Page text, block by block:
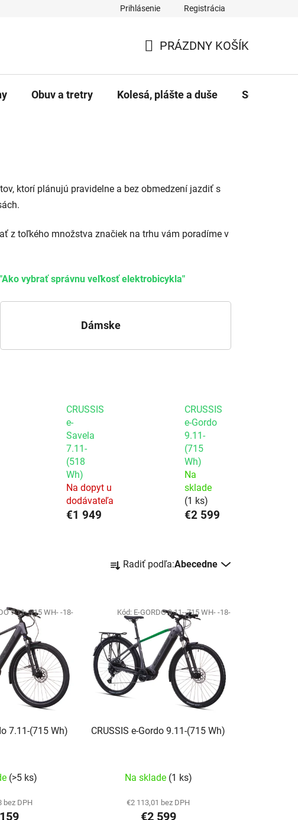
Prihlásenie Registrácia
PRÁZDNY KOŠÍK
Obuv a tretry Kolesá, plášte a duše Servis a
ktorí plánujú pravidelne a bez obmedzení jazdiť s
z toľkého množstva značiek na trhu vám poradíme v
"Ako vybrať správnu veľkosť elektrobicykla"
Dámske
CRUSSIS
e-
Savela
7.11-
(518
Wh)
Na dopyt u
dodávateľa
€1 949
CRUSSIS
e-Gordo
9.11-
(715
Wh)
Na
sklade
(1 ks)
€2 599
Radenie produktov
Radiť podľa:Abecedne
7.11-(715 Wh)
(>5 ks)
bez DPH
7.11--715 WH- -18-
CRUSSIS e-Gordo 9.11-(715 Wh)
Na sklade (1 ks)
€2 113,01 bez DPH
€2 599
Kód: E-GORDO 9.11--715 WH- -18-